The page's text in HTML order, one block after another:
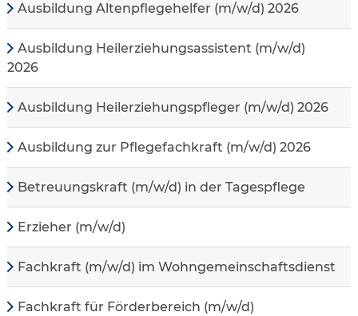
Ausbildung Altenpflegehelfer (m/w/d) 2026
Ausbildung Heilerziehungsassistent (m/w/d)
2026
Ausbildung Heilerziehungspfleger (m/w/d) 2026
Ausbildung zur Pflegefachkraft (m/w/d) 2026
Betreuungskraft (m/w/d) in der Tagespflege
Erzieher (m/w/d)
Fachkraft (m/w/d) im Wohngemeinschaftsdienst
Fachkraft für Förderbereich (m/w/d)